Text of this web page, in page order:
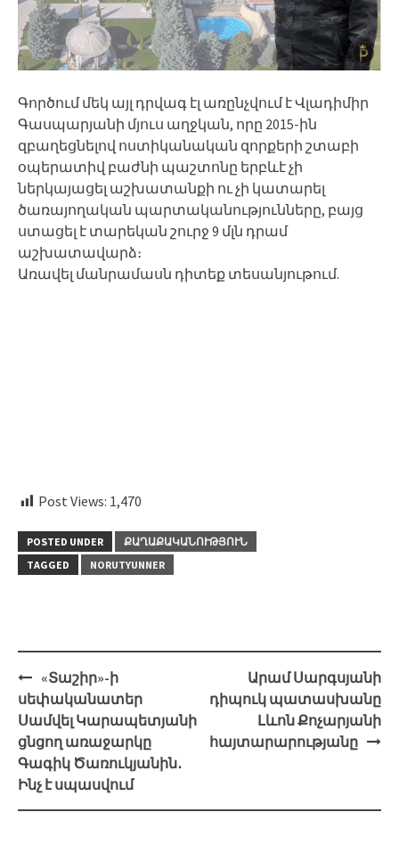
Գործում մեկ այլ դրվագ էլ առընչվում է Վլադիմիր
Գասպարյանի մյուս աղջկան, որը 2015-ին
զբաղեցնելով ոստիկանական զորքերի շտաբի
օպերատիվ բաժնի պաշտոնը երբևէ չի
ներկայացել աշխատանքի ու չի կատարել
ծառայողական պարտականությունները, բայց
ստացել է տարեկան շուրջ 9 մլն դրամ
աշխատավարձ։
Առավել մանրամասն դիտեք տեսանյութում.
Post Views: 1,470
POSTED UNDER
ՔԱՂԱՔԱԿԱՆՈՒԹՅՈՒՆ
TAGGED
NORUTYUNNER
Post
navigation
«Տաշիր»-ի
սեփականատեր
Սամվել Կարապետյանի
ցնցող առաջարկը
Գագիկ Ծառուկյանին․
Ինչ է սպասվում
Արամ Սարգսյանի
դիպուկ պատասխանը
Լևոն Քոչարյանի
հայտարարությանը